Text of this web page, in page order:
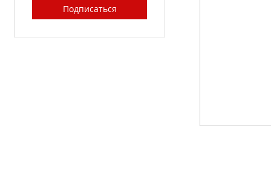
Подписаться